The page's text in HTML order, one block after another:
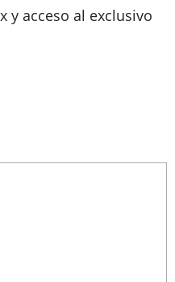
y acceso al exclusivo